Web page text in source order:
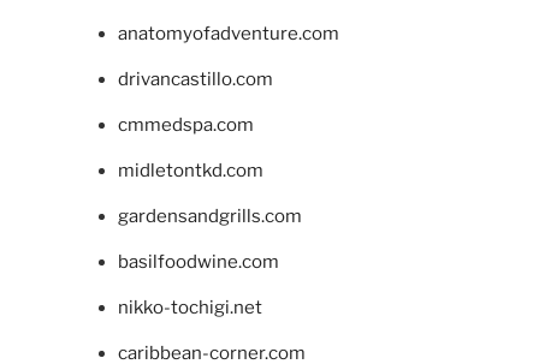
anatomyofadventure.com
drivancastillo.com
cmmedspa.com
midletontkd.com
gardensandgrills.com
basilfoodwine.com
nikko-tochigi.net
caribbean-corner.com